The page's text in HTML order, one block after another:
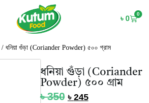
৳ 0
0
/ ধনিয়া গুঁড়া (Coriander Powder) ৫০০ গ্রাম
ধনিয়া গুঁড়া (Coriander
Powder) ৫০০ গ্রাম
৳350 ৳ 245